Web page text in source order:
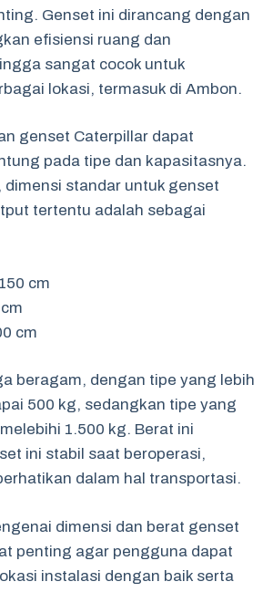
Genset ini dirancang dengan
efisiensi ruang dan
sangat cocok untuk
lokasi, termasuk di Ambon.
genset Caterpillar dapat
pada tipe dan kapasitasnya.
dimensi standar untuk genset
tertentu adalah sebagai
cm
cm
beragam, dengan tipe yang lebih
500 kg, sedangkan tipe yang
1.500 kg. Berat ini
ini stabil saat beroperasi,
dalam hal transportasi.
dimensi dan berat genset
penting agar pengguna dapat
instalasi dengan baik serta